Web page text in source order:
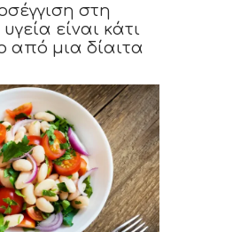
στη
είναι κάτι
από μια δίαιτα